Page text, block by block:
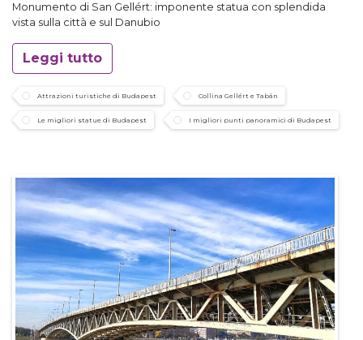
Monumento di San Gellért: imponente statua con splendida
vista sulla città e sul Danubio
Leggi tutto
Attrazioni turistiche di Budapest Collina Gellért e Tabán
Le migliori statue di Budapest I migliori punti panoramici di Budapest